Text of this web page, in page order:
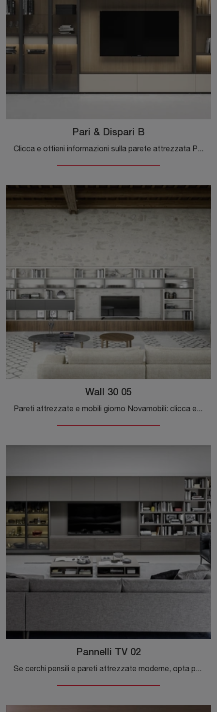
Pari & Dispari B
Clicca e ottieni informazioni sulla parete attrezzata Pari & Dispari B della firma Presotto: è la soluzione dalle linee moderne ideale per te.
Wall 30 05
Pareti attrezzate e mobili giorno Novamobili: clicca e scopri il modello Wall 30 05 e potrai impreziosire stanze moderne di ogni tipo.
Pannelli TV 02
Se cerchi pensili e pareti attrezzate moderne, opta per il modello Pannelli TV 02 di Novamobili: clicca e ottieni informazioni!